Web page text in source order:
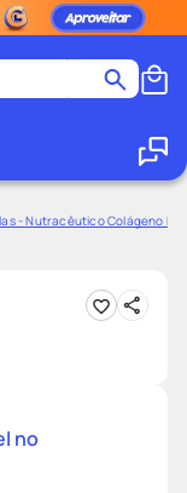
- Nutracêutico Colágeno
no